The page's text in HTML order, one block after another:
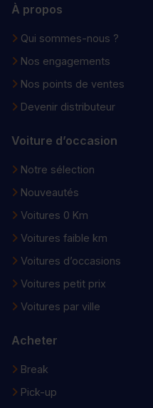
À propos
Qui sommes-nous ?
Nos engagements
Nos points de ventes
Devenir distributeur
Voiture d’occasion
Notre sélection
Nouveautés
Voitures 0 Km
Voitures faible km
Voitures d’occasions
Voitures petit prix
Voitures par ville
Acheter
Break
Pick-up